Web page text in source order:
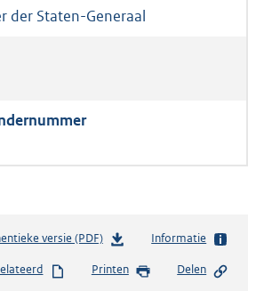
der Staten-Generaal
versie (PDF)b
s
Informatie
Printen Delen